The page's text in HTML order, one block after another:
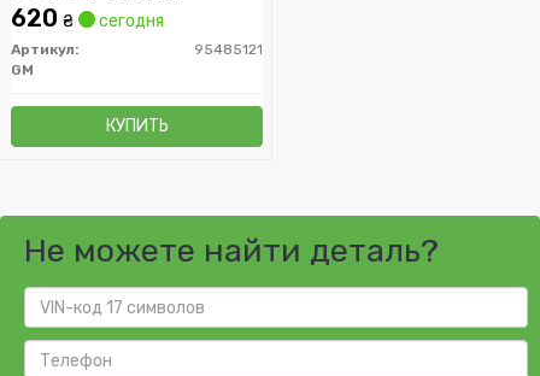
620 ₴ сегодня
Артикул:
95485121
GM
КУПИТЬ
Не можете найти деталь?